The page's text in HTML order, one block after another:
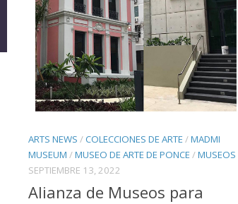
ARTS NEWS /COLECCIONES DE ARTE /MADMI
MUSEUM /MUSEO DE ARTE DE PONCE /MUSEOS
SEPTIEMBRE 13, 2022
Alianza de Museos para